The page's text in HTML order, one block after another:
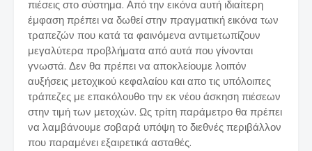
πιέσεις στο σύστημα. Από την εικόνα αυτή ιδιαίτερη
έμφαση πρέπει να δωθεί στην πραγματική εικόνα των
τραπεζών που κατά τα φαινόμενα αντιμετωπίζουν
μεγαλύτερα προβλήματα από αυτά που γίνονται
γνωστά. Δεν θα πρέπει να αποκλείουμε λοιπόν
αυξήσεις μετοχικού κεφαλαίου και απο τις υπόλοιπες
τράπεζες με επακόλουθο την εκ νέου άσκηση πιέσεων
στην τιμή των μετοχών. Ως τρίτη παράμετρο θα πρέπει
να λαμβάνουμε σοβαρά υπόψη το διεθνές περιβάλλον
που παραμένει εξαιρετικά ασταθές.